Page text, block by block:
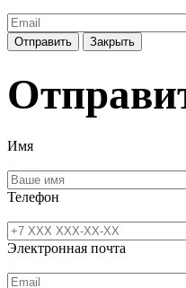
Отправить Закрыть
Имя
Телефон
Электронная почта